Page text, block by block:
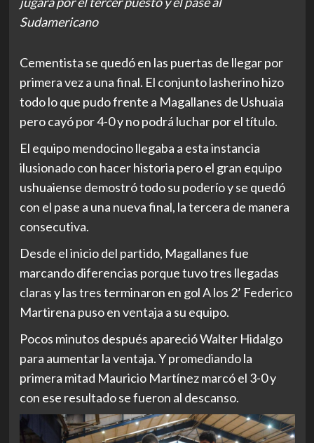
Sudamericano
Cementista se quedó en las puertas de llegar por
primera vez a una final. El conjunto lasherino hizo
todo lo que pudo frente a Magallanes de Ushuaia
pero cayó por 4-0 y no podrá luchar por el título.
El equipo mendocino llegaba a esta instancia
ilusionado con hacer historia pero el gran equipo
ushuaiense demostró todo su poderío y se quedó
con el pase a una nueva final, la tercera de manera
consecutiva.
Desde el inicio del partido, Magallanes fue
marcando diferencias porque tuvo tres llegadas
claras y las tres terminaron en gol A los 2’ Federico
Martirena puso en ventaja a su equipo.
Pocos minutos después apareció Walter Hidalgo
para aumentar la ventaja. Y promediando la
primera mitad Mauricio Martínez marcó el 3-0 y
con ese resultado se fueron al descanso.